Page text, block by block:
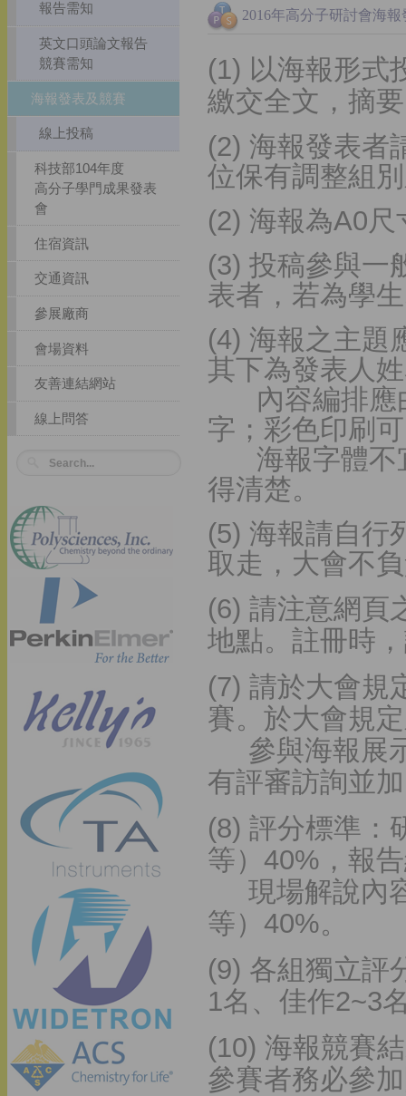
報告需知
英文口頭論文報告
競賽需知
海報發表及競賽
線上投稿
科技部104年度
高分子學門成果發表
會
住宿資訊
交通資訊
參展廠商
會場資料
友善連結網站
線上問答
2016年高分子研討會海
(1) 以海報形式
繳交全文，摘
(2) 海報發表者
位保有調整組
(2) 海報為A0
(3) 投稿參與一
表者，若為學
(4) 海報之主題
其下為發表人
內容編排應
字；彩色印刷
海報字體不
得清楚。
(5) 海報請自行
取走，大會不
(6) 請注意網頁
地點。註冊時
(7) 請於大會規
賽。於大會規
參與海報展
有評審訪詢並
(8) 評分標準：
等）40%，報
現場解說內
等）40%。
(9) 各組獨立評
1名、佳作2~3
(10) 海報競賽
參賽者務必參